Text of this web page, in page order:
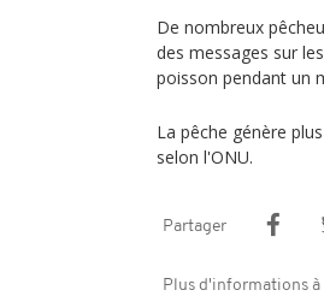
De nombreux
des messages sur
poisson pendant un
La pêche génère
selon l'ONU.
Partager
Plus d'informations à